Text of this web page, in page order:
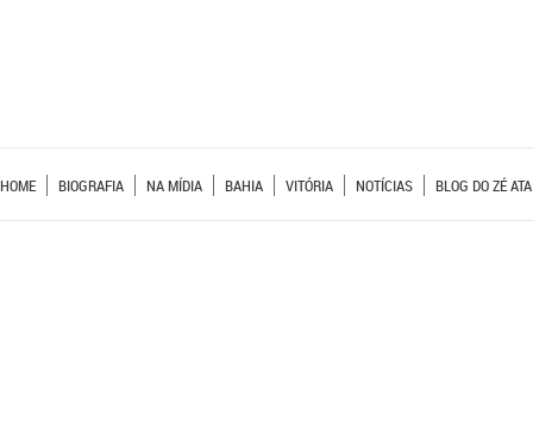
HOME BIOGRAFIA NA MÍDIA BAHIA VITÓRIA NOTÍCIAS BLOG DO ZÉ